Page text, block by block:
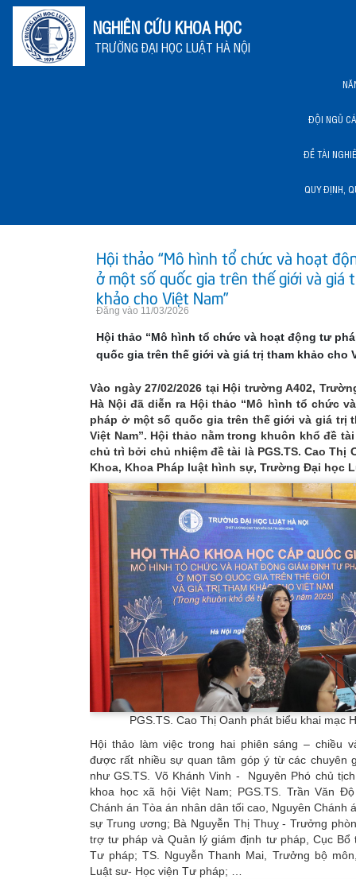
NGHIÊN CỨU KHOA HỌC
TRƯỜNG ĐẠI HỌC LUẬT HÀ NỘI
ĐỘI NGŨ
ĐỀ TÀI
QUY ĐỊNH,
Hội thảo “Mô hình tổ chức và hoạt
ở một số quốc gia trên thế giới và giá
khảo cho Việt Nam”
Đăng vào 11/03/2026
Hội thảo “Mô hình tổ chức và hoạt động tư
quốc gia trên thế giới và giá trị tham khảo cho
Vào ngày 27/02/2026 tại Hội trường A402,
Hà Nội đã diễn ra Hội thảo “Mô hình tổ chức
pháp ở một số quốc gia trên thế giới và giá trị
Việt Nam”. Hội thảo nằm trong khuôn khổ đề
chủ trì bởi chủ nhiệm đề tài là PGS.TS. Cao Thị
Khoa, Khoa Pháp luật hình sự, Trường Đại học
PGS.TS. Cao Thị Oanh phát biểu khai mạc
Hội thảo làm việc trong hai phiên sáng – chiều
được rất nhiều sự quan tâm góp ý từ các chuyên
như GS.TS. Võ Khánh Vinh - Nguyên Phó chủ
khoa học xã hội Việt Nam; PGS.TS. Trần Văn
Chánh án Tòa án nhân dân tối cao, Nguyên Chánh
sự Trung ương; Bà Nguyễn Thị Thuỵ - Trưởng
trợ tư pháp và Quản lý giám định tư pháp, Cục Bổ
Tư pháp; TS. Nguyễn Thanh Mai, Trưởng bộ
Luật sư- Học viện Tư pháp; …